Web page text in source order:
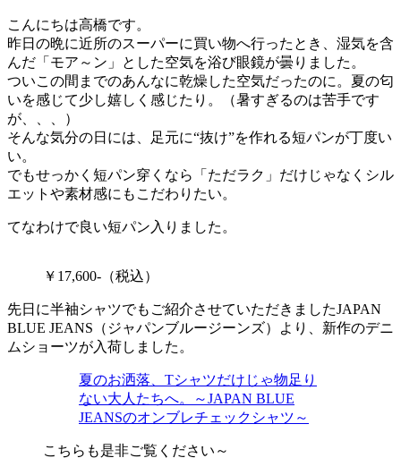
こんにちは高橋です。
昨日の晩に近所のスーパーに買い物へ行ったとき、湿気を含
んだ「モア～ン」とした空気を浴び眼鏡が曇りました。
ついこの間までのあんなに乾燥した空気だったのに。夏の匂
いを感じて少し嬉しく感じたり。（暑すぎるのは苦手です
が、、、）
そんな気分の日には、足元に“抜け”を作れる短パンが丁度い
い。
でもせっかく短パン穿くなら「ただラク」だけじゃなくシル
エットや素材感にもこだわりたい。
てなわけで良い短パン入りました。
￥17,600-（税込）
先日に半袖シャツでもご紹介させていただきましたJAPAN
BLUE JEANS（ジャパンブルージーンズ）より、新作のデニ
ムショーツが入荷しました。
夏のお洒落、Tシャツだけじゃ物足り
ない大人たちへ。～JAPAN BLUE
JEANSのオンブレチェックシャツ～
こちらも是非ご覧ください～